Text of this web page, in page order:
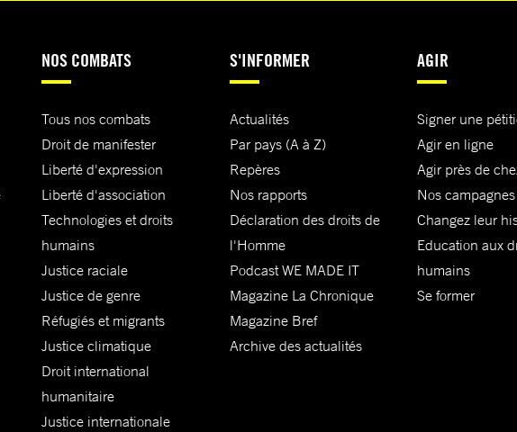
NOS COMBATS
Tous nos combats
Droit de manifester
Liberté d'expression
Liberté d'association
Technologies et droits
humains
Justice raciale
Justice de genre
Réfugiés et migrants
Justice climatique
Droit international
humanitaire
Justice internationale
S'INFORMER
Actualités
Par pays (A à Z)
Repères
Nos rapports
Déclaration des droits de
l'Homme
Podcast WE MADE IT
Magazine La Chronique
Magazine Bref
Archive des actualités
AGIR
Signer une
Agir en ligne
Agir près de
Nos campagnes
Changez leur
Education aux
humains
Se former